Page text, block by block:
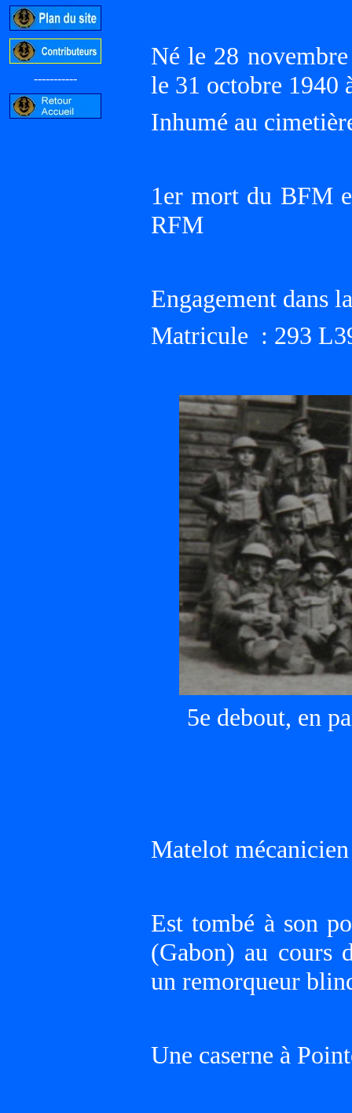
-----------
Né le 28
le 31 octobre
Inhumé au
1er mort du BFM
RFM
Engagement dans
Matricule : 293
5e debout, en
Matelot mécanicien
Est tombé à son
(Gabon) au cours
un remorqueur
Une caserne à